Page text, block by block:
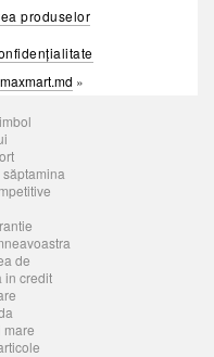
produselor
maxmart.md »
de
in credit
mare